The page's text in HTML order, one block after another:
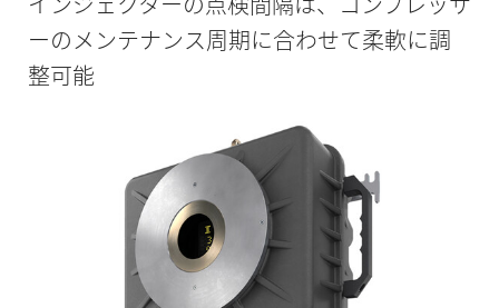
ーのメンテナンス周期に合わせて柔軟に調
整可能